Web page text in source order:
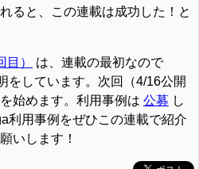
ると、この連載は成功した！と
）
は、連載の最初なので
をしています。次回（4/16公開
始めます。利用事例は 公募 し
利用事例をぜひこの連載で紹介
いします！